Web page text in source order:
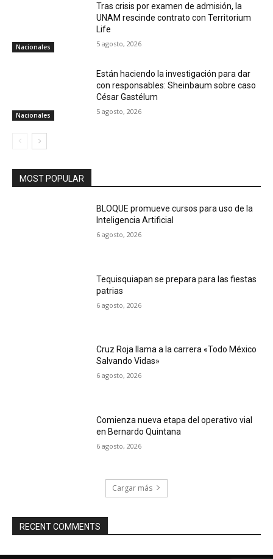
Nacionales
Tras crisis por examen de admisión, la
UNAM rescinde contrato con Territorium
Life
5 agosto, 2026
Nacionales
Están haciendo la investigación para dar
con responsables: Sheinbaum sobre caso
César Gastélum
5 agosto, 2026
MOST POPULAR
BLOQUE promueve cursos para uso de la
Inteligencia Artificial
6 agosto, 2026
Tequisquiapan se prepara para las fiestas
patrias
6 agosto, 2026
Cruz Roja llama a la carrera «Todo México
Salvando Vidas»
6 agosto, 2026
Comienza nueva etapa del operativo vial
en Bernardo Quintana
6 agosto, 2026
Cargar más
RECENT COMMENTS